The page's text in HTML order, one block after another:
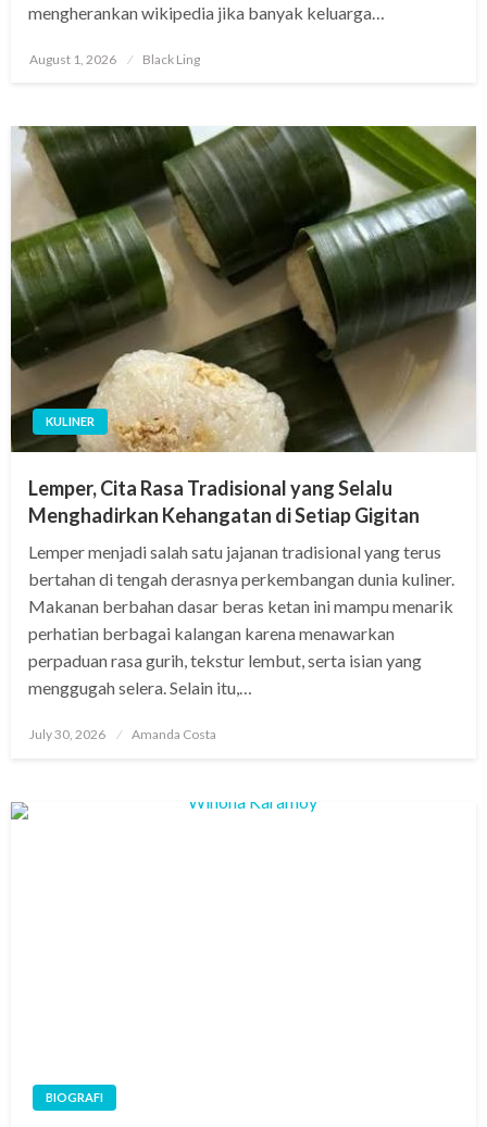
mengherankan wikipedia jika banyak keluarga…
Posted
August 1, 2026 Black Ling
KULINER
Lemper, Cita Rasa Tradisional yang Selalu
Menghadirkan Kehangatan di Setiap Gigitan
Lemper menjadi salah satu jajanan tradisional yang terus
bertahan di tengah derasnya perkembangan dunia kuliner.
Makanan berbahan dasar beras ketan ini mampu menarik
perhatian berbagai kalangan karena menawarkan
perpaduan rasa gurih, tekstur lembut, serta isian yang
menggugah selera. Selain itu,…
Posted
July 30, 2026 Amanda Costa
BIOGRAFI